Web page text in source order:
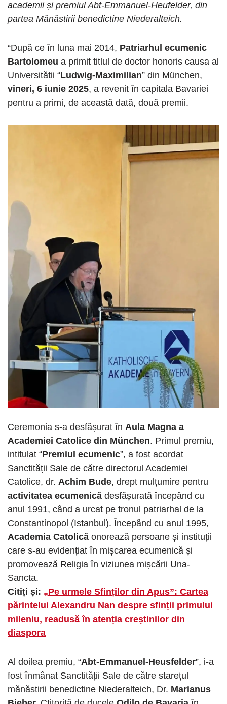
academii și premiul Abt-Emmanuel-Heufelder, din
partea Mănăstirii benedictine Niederalteich.
“După ce în luna mai 2014, Patriarhul ecumenic
Bartolomeu a primit titlul de doctor honoris causa al
Universității “Ludwig-Maximilian” din München,
vineri, 6 iunie 2025, a revenit în capitala Bavariei
pentru a primi, de această dată, două premii.
Ceremonia s-a desfășurat în Aula Magna a
Academiei Catolice din München. Primul premiu,
intitulat “Premiul ecumenic”, a fost acordat
Sanctității Sale de către directorul Academiei
Catolice, dr. Achim Bude, drept mulțumire pentru
activitatea ecumenică desfășurată începând cu
anul 1991, când a urcat pe tronul patriarhal de la
Constantinopol (Istanbul). Începând cu anul 1995,
Academia Catolică onorează persoane și instituții
care s-au evidențiat în mișcarea ecumenică și
promovează Religia în viziunea mișcării Una-
Sancta.
Citiți și: „Pe urmele Sfinților din Apus”: Cartea
părintelui Alexandru Nan despre sfinții primului
mileniu, readusă în atenția creștinilor din
diaspora
Al doilea premiu, “Abt-Emmanuel-Heusfelder”, i-a
fost înmânat Sanctității Sale de către starețul
mănăstirii benedictine Niederalteich, Dr. Marianus